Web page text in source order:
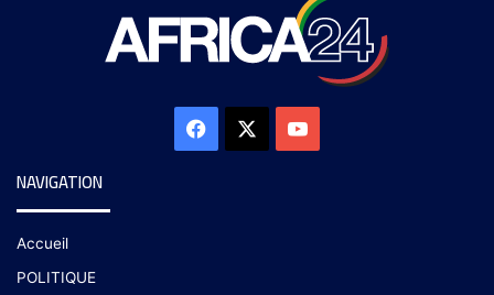
NAVIGATION
Accueil
POLITIQUE